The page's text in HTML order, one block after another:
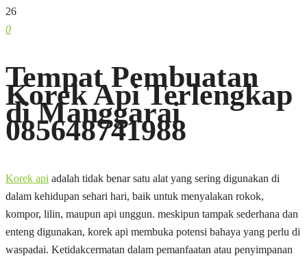
26
0
Tempat Pembuatan
Korek Api Terlengkap
di Manggarai
085648741988
Korek api adalah tidak benar satu alat yang sering digunakan di
dalam kehidupan sehari hari, baik untuk menyalakan rokok,
kompor, lilin, maupun api unggun. meskipun tampak sederhana dan
enteng digunakan, korek api membuka potensi bahaya yang perlu di
waspadai. Ketidakcermatan dalam pemanfaatan atau penyimpanan